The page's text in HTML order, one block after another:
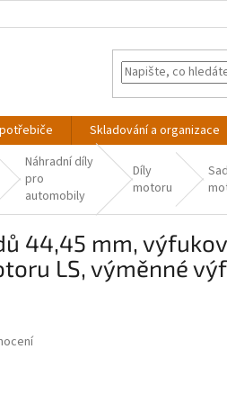
Skladování a organizace
Náhradní díly
pro
automobily
Díly
motoru
44,45 mm,
LS, výměnné